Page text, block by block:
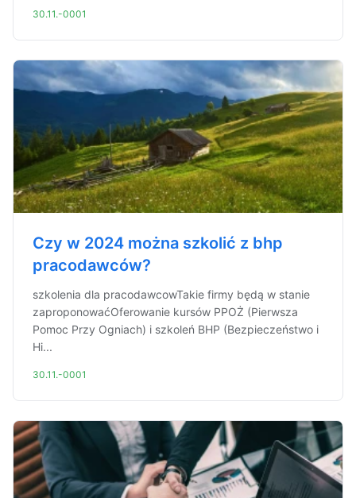
30.11.-0001
Czy w 2024 można szkolić z bhp
pracodawców?
szkolenia dla pracodawcowTakie firmy będą w stanie
zaproponowaćOferowanie kursów PPOŻ (Pierwsza
Pomoc Przy Ogniach) i szkoleń BHP (Bezpieczeństwo i
Hi...
30.11.-0001